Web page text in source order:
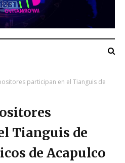
participan en el Tianguis de
Tianguis de
de Acapulco